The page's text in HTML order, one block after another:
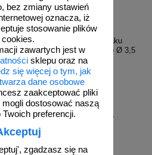
bez zmiany ustawień
oznacza, iż
stosowanie plików
cookies.
zawartych jest w
sklepu oraz na
się więcej o tym, jak
dane osobowe
zaakceptować pliki
dostosować naszą
Twoich preferencji.
zgadzasz się na
z
BF200
Konstrukcja nośna znaku
przestrzennego 3D małego Ø 3,5
cm / h 200 cm
od 180,69 zł